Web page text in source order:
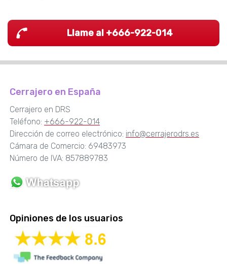
Llame al +666-922-014
Cerrajero en España
Cerrajero en DRS
Teléfono: +666-922-014
Dirección de correo electrónico: info@cerrajerodrs.es
Cámara de Comercio: 69483973
Número de IVA: 857889783
Opiniones de los usuarios